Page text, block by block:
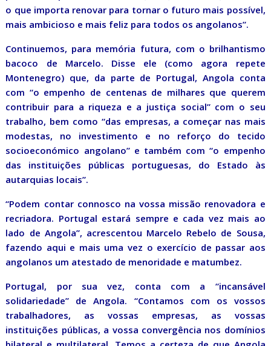
o que importa renovar para tornar o futuro mais possível,
mais ambicioso e mais feliz para todos os angolanos”.
Continuemos, para memória futura, com o brilhantismo
bacoco de Marcelo. Disse ele (como agora repete
Montenegro) que, da parte de Portugal, Angola conta
com “o empenho de centenas de milhares que querem
contribuir para a riqueza e a justiça social” com o seu
trabalho, bem como “das empresas, a começar nas mais
modestas, no investimento e no reforço do tecido
socioeconómico angolano” e também com “o empenho
das instituições públicas portuguesas, do Estado às
autarquias locais”.
“Podem contar connosco na vossa missão renovadora e
recriadora. Portugal estará sempre e cada vez mais ao
lado de Angola”, acrescentou Marcelo Rebelo de Sousa,
fazendo aqui e mais uma vez o exercício de passar aos
angolanos um atestado de menoridade e matumbez.
Portugal, por sua vez, conta com a “incansável
solidariedade” de Angola. “Contamos com os vossos
trabalhadores, as vossas empresas, as vossas
instituições públicas, a vossa convergência nos domínios